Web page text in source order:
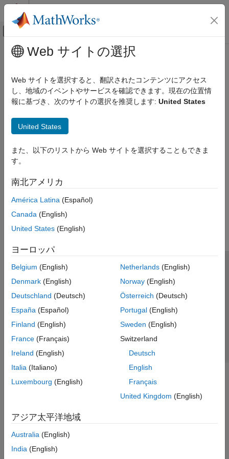
コンテンツへスキップ
オフキャンバス ナビゲーション メ
ドキュメンテーションのホーム
メインコンテンツ
Web サイトの選択
Web サイトを選択すると、翻訳されたコンテンツにアクセス
し、地域のイベントやサービスを確認できます。現在の位置情
報に基づき、次のサイトの選択を推奨します: United States
United States
また、以下のリストから Web サイトを選択することもできま
す。
南北アメリカ
América Latina (Español)
Canada (English)
United States (English)
ヨーロッパ
Belgium (English)
Denmark (English)
Deutschland (Deutsch)
España (Español)
Finland (English)
France (Français)
Ireland (English)
Italia (Italiano)
Luxembourg (English)
Netherlands(English)
Norway(English)
Österreich (Deutsch)
Portugal(English)
Sweden (English)
Switzerland
Deutsch
English
Français
United Kingdom (English)
アジア太平洋地域
Australia (English)
India (English)
トラストセンター
プライバシー ポリシー
違法コピー防止
アプリケーション ステータス
© 1994-2026 The MathWorks, Inc.